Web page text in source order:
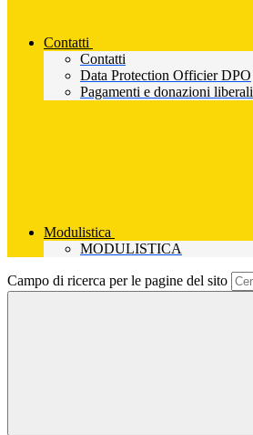
Contatti
Contatti
Data Protection Officier DPO
Pagamenti e donazioni liberali
Modulistica
MODULISTICA
Campo di ricerca per le pagine del sito